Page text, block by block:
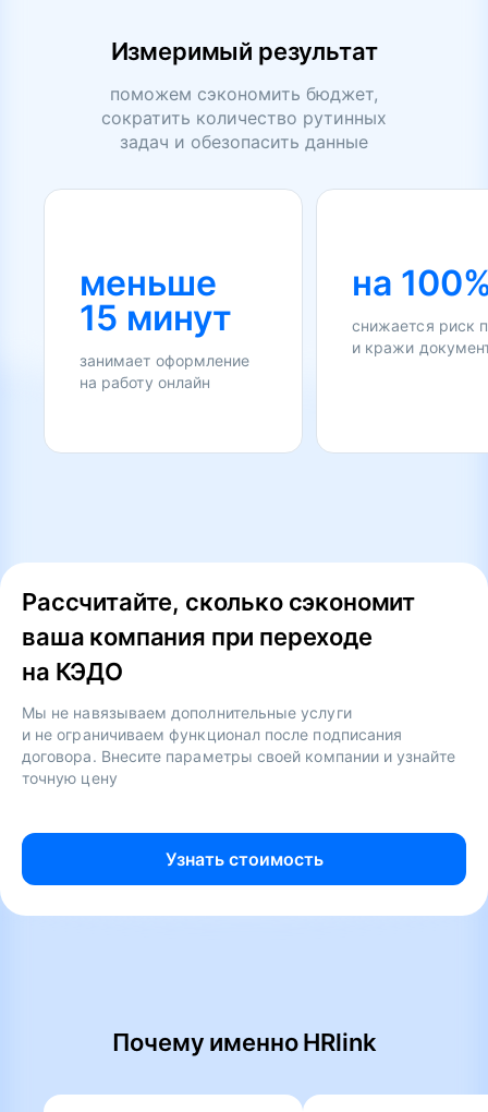
Измеримый результат
поможем сэкономить бюджет,
сократить количество рутинных
задач и обезопасить данные
меньше
15 минут
занимает оформление
на работу онлайн
на
снижается риск
и кражи
Рассчитайте, сколько сэкономит
ваша компания при переходе
на КЭДО
Мы не навязываем дополнительные услуги
и не ограничиваем функционал после подписания
договора. Внесите параметры своей компании и узнайте
точную цену
Узнать стоимость
Почему именно HRlink